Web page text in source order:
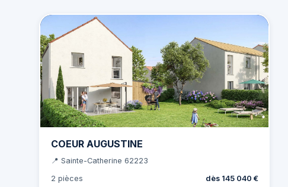
COEUR AUGUSTINE
📍 Sainte-Catherine 62223
2 pièces
dès 145 040 €